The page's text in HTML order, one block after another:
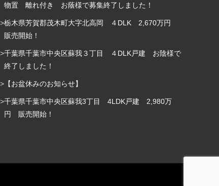
物置 離れ付き お蔭様で募集終了しました！
栃木県芳賀郡茂木町大字北高岡 ４DLK 2,670万円
販売開始！
千葉県千葉市中央区蘇我３丁目 ４DLK戸建 お陰様で
終了しました！
【お盆休みのお知らせ】
千葉県千葉市中央区蘇我3丁目 4LDK戸建 2,980万
円 販売開始！